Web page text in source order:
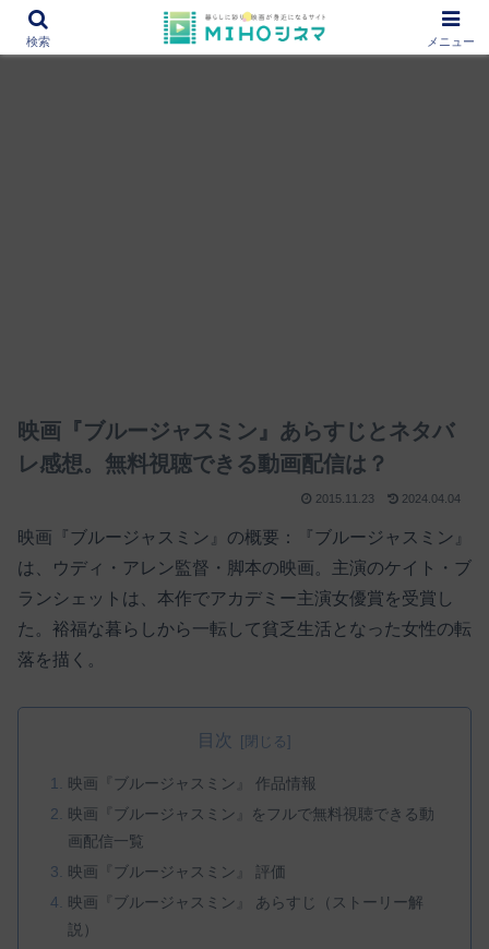
12000作品を紹介！あなたの映画図書館『MIHOシネマ』
映画『ブルージャスミン』あらすじとネタバ
レ感想。無料視聴できる動画配信は？
2015.11.23 2024.04.04
映画『ブルージャスミン』の概要：『ブルージャスミン』
は、ウディ・アレン監督・脚本の映画。主演のケイト・ブ
ランシェットは、本作でアカデミー主演女優賞を受賞し
た。裕福な暮らしから一転して貧乏生活となった女性の転
落を描く。
目次
映画『ブルージャスミン』 作品情報
映画『ブルージャスミン』をフルで無料視聴できる動
画配信一覧
映画『ブルージャスミン』 評価
映画『ブルージャスミン』 あらすじ（ストーリー解
説）
検索 メニュー